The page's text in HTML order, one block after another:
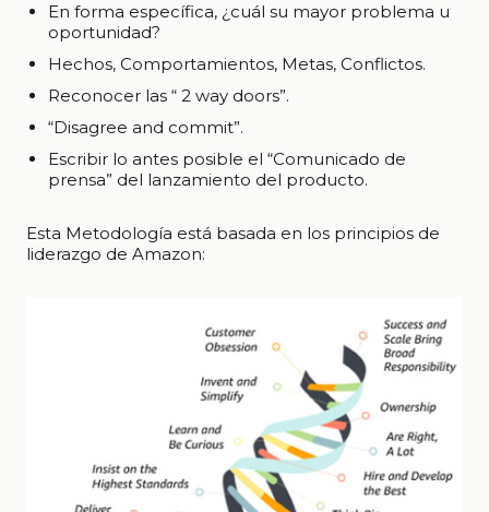
En forma específica, ¿cuál su mayor problema u
oportunidad?
Hechos, Comportamientos, Metas, Conflictos.
Reconocer las “ 2 way doors”.
“Disagree and commit”.
Escribir lo antes posible el “Comunicado de
prensa” del lanzamiento del producto.
Esta Metodología está basada en los principios de
liderazgo de Amazon: